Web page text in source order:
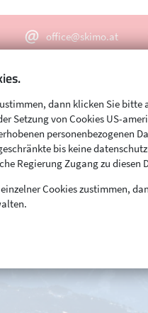
office@skimo.at
dann klicken Sie
Setzung von Cookies US-
personenbezogenen
bis keine
Regierung Zugang zu diesen
Cookies zustimmen,